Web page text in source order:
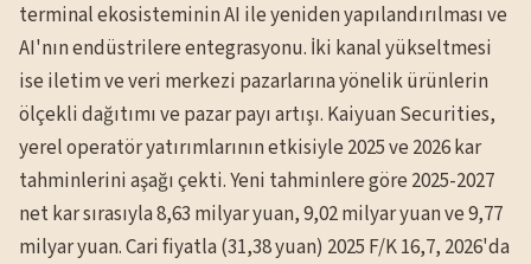
terminal ekosisteminin AI ile yeniden yapılandırılması ve
AI'nın endüstrilere entegrasyonu. İki kanal yükseltmesi
ise iletim ve veri merkezi pazarlarına yönelik ürünlerin
ölçekli dağıtımı ve pazar payı artışı. Kaiyuan Securities,
yerel operatör yatırımlarının etkisiyle 2025 ve 2026 kar
tahminlerini aşağı çekti. Yeni tahminlere göre 2025-2027
net kar sırasıyla 8,63 milyar yuan, 9,02 milyar yuan ve 9,77
milyar yuan. Cari fiyatla (31,38 yuan) 2025 F/K 16,7, 2026'da